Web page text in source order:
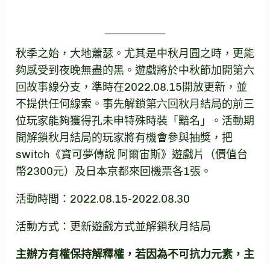
秋季之始，大地蕭瑟。尤其是中秋月圓之時，更能
夠感受到夜晚無盡的黑。遊戲將於中秋節加開第六
回故事線分支，準時在2022.08.15開放更新，並
不提供任何線索。事先解鎖第六回秋月結局的前三
位玩家能夠獲得孔未申特殊時裝「黯名」。活動期
間解鎖秋月結局的玩家將有機會參與抽獎，把
switch《寶可夢傳說 阿爾宙斯》遊戲片（價值台
幣2300元）及日本京都來回機票各1張。
活動時間：2022.08.15-2022.08.30
活動方式：更新遊戲方式並解鎖秋月結局
主辦方有權保持解釋權，若因為不可抗力元素，主